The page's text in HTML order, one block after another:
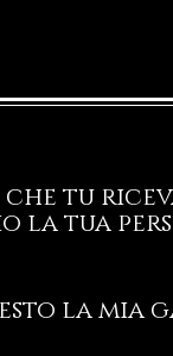
che tu
la tua
la mia